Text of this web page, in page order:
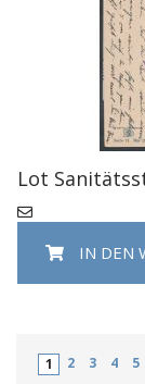
Lot
IN DEN
1 2 3 4 5